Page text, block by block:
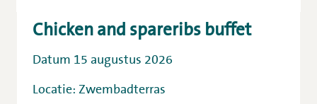
Chicken and spareribs buffet
Datum 15 augustus 2026
Locatie: Zwembadterras